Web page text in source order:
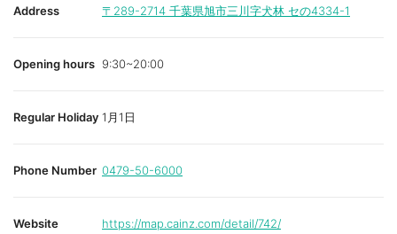
i
t
Address 〒289-2714 千葉県旭市三川字犬林 セの4334-1
Opening hours 9:30~20:00
Regular Holiday 1月1日
Phone Number 0479-50-6000
Website https://map.cainz.com/detail/742/